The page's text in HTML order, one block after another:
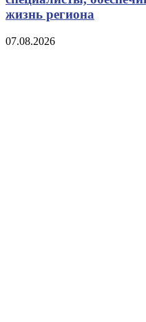
жизнь региона
07.08.2026